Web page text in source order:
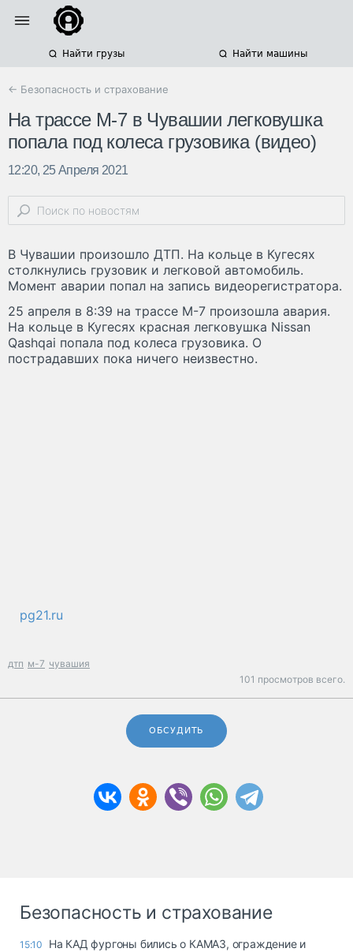
Найти грузы Найти машины
← Безопасность и страхование
На трассе М-7 в Чувашии легковушка
попала под колеса грузовика (видео)
12:20, 25 Апреля 2021
В Чувашии произошло ДТП. На кольце в Кугесях
столкнулись грузовик и легковой автомобиль.
Момент аварии попал на запись видеорегистратора.
25 апреля в 8:39 на трассе М-7 произошла авария.
На кольце в Кугесях красная легковушка Nissan
Qashqai попала под колеса грузовика. О
пострадавших пока ничего неизвестно.
pg21.ru
дтп м-7 чувашия
101 просмотров всего.
ОБСУДИТЬ
Безопасность и страхование
15:10
На КАД фургоны бились о КАМАЗ, ограждение и